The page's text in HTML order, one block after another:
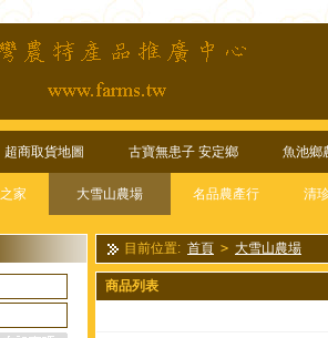
超商取貨地圖 古寶無患子 安定鄉 魚池鄉
家 大雪山農場 名品農產行 清
目前位置: 首頁 > 大雪山農場
商品列表